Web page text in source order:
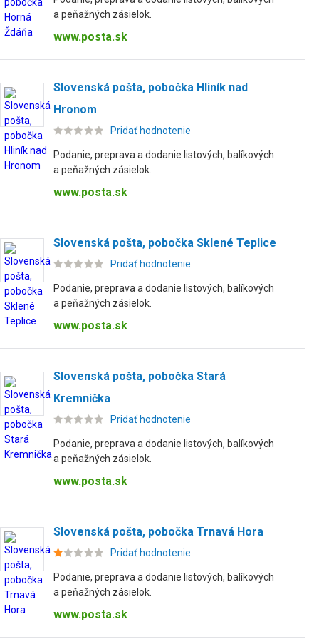
a peňažných zásielok.
www.posta.sk
Slovenská pošta, pobočka Hliník nad
Hronom
Pridať hodnotenie
Podanie, preprava a dodanie listových, balíkových
a peňažných zásielok.
www.posta.sk
Slovenská pošta, pobočka Sklené Teplice
Pridať hodnotenie
Podanie, preprava a dodanie listových, balíkových
a peňažných zásielok.
www.posta.sk
Slovenská pošta, pobočka Stará
Kremnička
Pridať hodnotenie
Podanie, preprava a dodanie listových, balíkových
a peňažných zásielok.
www.posta.sk
Slovenská pošta, pobočka Trnavá Hora
Pridať hodnotenie
Podanie, preprava a dodanie listových, balíkových
a peňažných zásielok.
www.posta.sk